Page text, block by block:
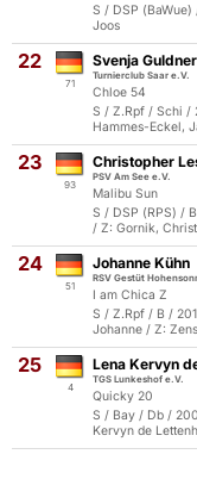
S / DSP
Joos
22
71
Svenja Guldner
Turnierclub Saar e.V.
Chloe 54
S / Z.Rpf / Schi /
Hammes-Eckel,
23
93
Christopher
PSV Am See e.V.
Malibu Sun
S / DSP (RPS) /
/ Z: Gornik,
24
51
Johanne Kühn
RSV Gestüt
I am Chica Z
S / Z.Rpf / B /
Johanne / Z:
25
4
Lena Kervyn
TGS Lunkeshof e.V.
Quicky 20
S / Bay / Db /
Kervyn de